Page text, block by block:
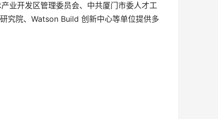
业开发区管理委员会、中共厦门市委人才工
究院、Watson Build 创新中心等单位提供多